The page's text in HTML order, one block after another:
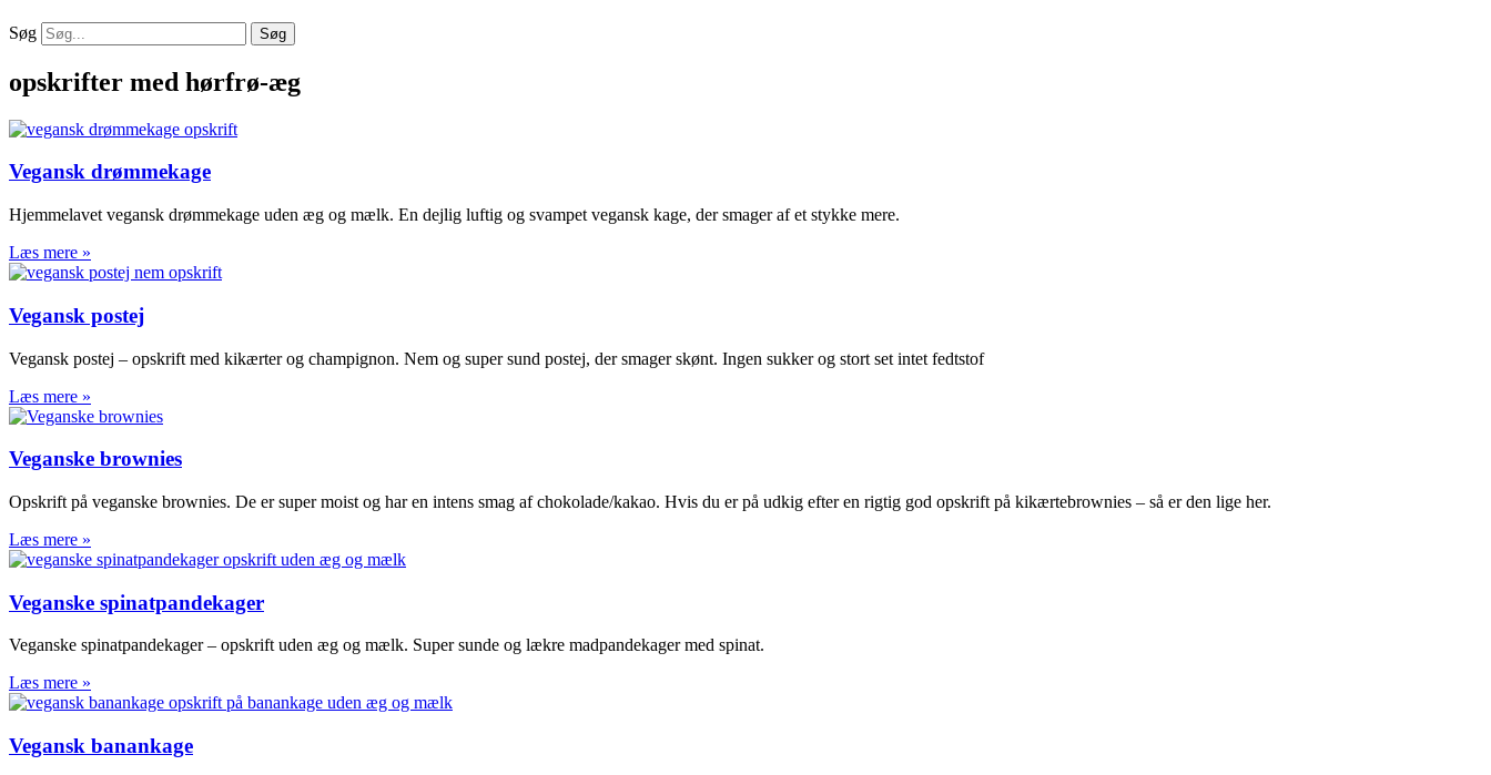
Søg Søg
opskrifter med hørfrø-æg
Vegansk drømmekage
Hjemmelavet vegansk drømmekage uden æg og mælk. En dejlig luftig og svampet vegansk kage, der smager af et stykke mere.
Læs mere »
Vegansk postej
Vegansk postej – opskrift med kikærter og champignon. Nem og super sund postej, der smager skønt. Ingen sukker og stort set intet fedtstof
Læs mere »
Veganske brownies
Opskrift på veganske brownies. De er super moist og har en intens smag af chokolade/kakao. Hvis du er på udkig efter en rigtig god opskrift på kikærtebrownies – så er den lige her.
Læs mere »
Veganske spinatpandekager
Veganske spinatpandekager – opskrift uden æg og mælk. Super sunde og lækre madpandekager med spinat.
Læs mere »
Vegansk banankage